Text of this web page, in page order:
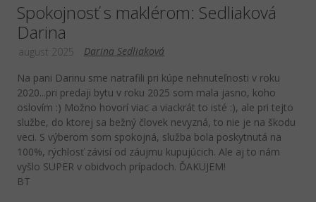
Spokojnosť s maklérom: Sedliaková
Darina
Darina Sedliaková
august 2025
Na pani Darinu sme natrafili pri kúpe nehnuteľnosti v roku
2020...pri predaji bytu v roku 2025 som mala jasno, koho
oslovím :) Možno hovorí viac a viackrát to isté :), ale pri tejto
službe, do ktorej sa bežný človek nevyzná, to nie je na škodu
veci. S výberom som spokojná, služba bola poskytnutá na
100%, rýchlosť závisí od záujmu kupujúcich. Ale aj to nám
vyšlo SUPER v obidvoch prípadoch. ĎAKUJEM!
BT